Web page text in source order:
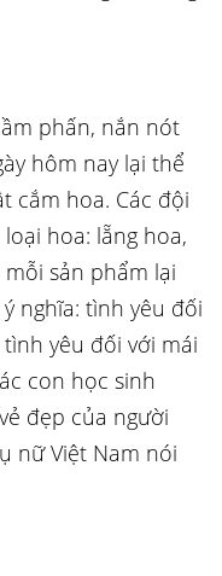
phấn, nắn nót
hôm nay lại thể
cắm hoa. Các đội
hoa: lẵng hoa,
sản phẩm lại
nghĩa: tình yêu đối
yêu đối với mái
con học sinh
đẹp của người
nữ Việt Nam nói